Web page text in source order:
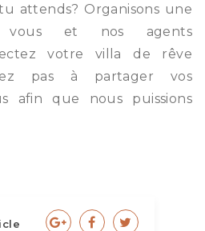
attends? Organisons une
vous et nos agents
votre villa de rêve
pas à partager vos
afin que nous puissions